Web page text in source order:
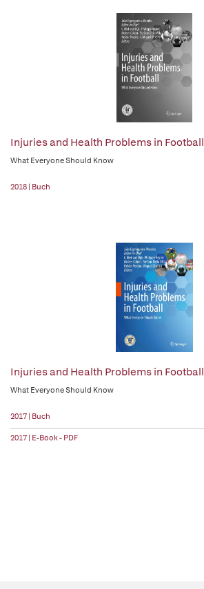
Injuries and Health Problems in Football
What Everyone Should Know
2018 | Buch
Injuries and Health Problems in Football
What Everyone Should Know
2017 | Buch
2017 | E-Book - PDF